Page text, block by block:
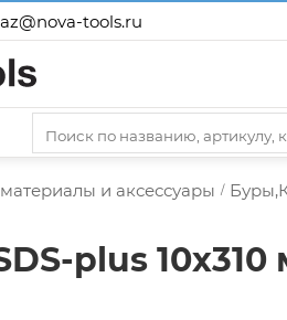
tools.ru
и аксессуары /
plus